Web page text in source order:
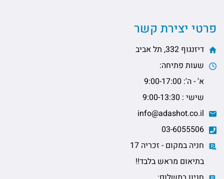
פרטי יצירת קשר
דיזנגוף 332, תל אביב
שעות פתיחה:
א' - ה': 9:00-17:00
שישי : 9:00-13:30
חניה במקום - זכריה 17
בתיאום מראש בלבד!!